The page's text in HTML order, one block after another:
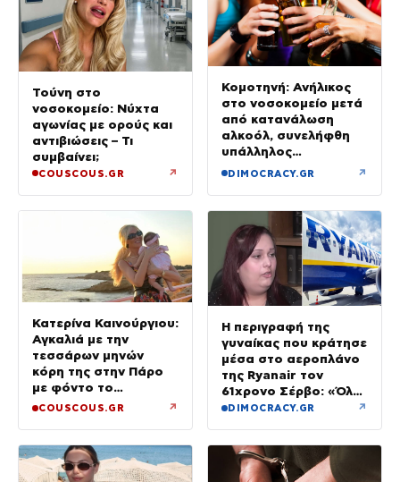
Τούνη στο
νοσοκομείο: Νύχτα
αγωνίας με ορούς και
αντιβιώσεις – Τι
συμβαίνει;
COUSCOUS.GR ↗
Κομοτηνή: Ανήλικος
στο νοσοκομείο μετά
από κατανάλωση
αλκοόλ, συνελήφθη
υπάλληλος
καταστήματος
DIMOCRACY.GR ↗
Κατερίνα Καινούργιου:
Αγκαλιά με την
τεσσάρων μηνών
κόρη της στην Πάρο
με φόντο το
ηλιοβασίλεμα
COUSCOUS.GR ↗
Η περιγραφή της
γυναίκας που κράτησε
μέσα στο αεροπλάνο
της Ryanair τον
61χρονο Σέρβο: «Όλα
έγιναν σε κλάσματα
DIMOCRACY.GR ↗